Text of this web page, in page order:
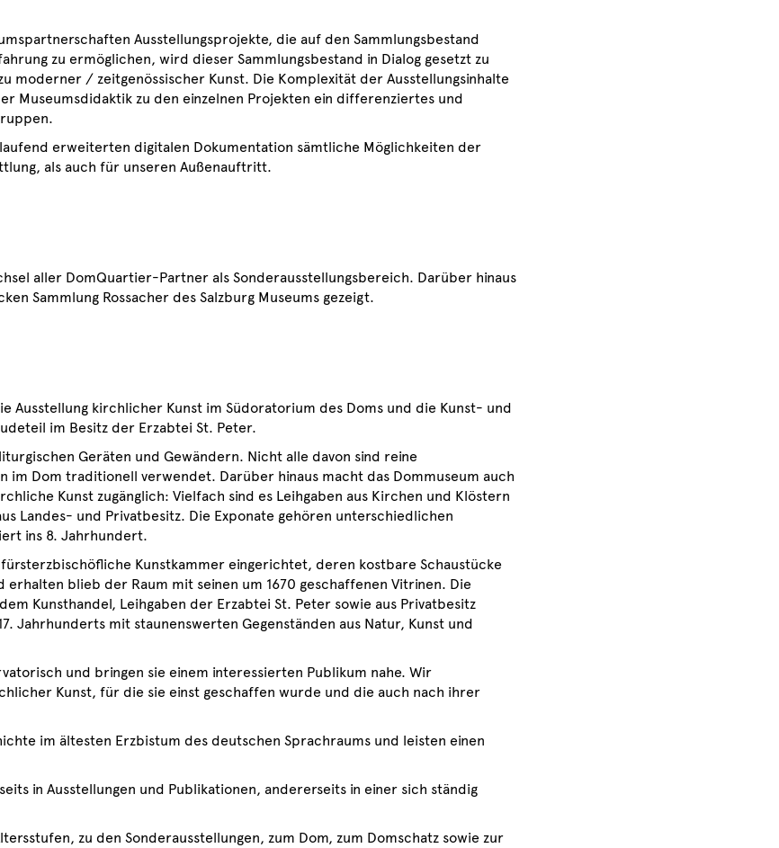
Ausstellungsprojekte, die auf den Sammlungsbestand
zu ermöglichen, wird dieser Sammlungsbestand in Dialog gesetzt zu
moderner / zeitgenössischer Kunst. Die Komplexität der Ausstellungsinhalte
Museumsdidaktik zu den einzelnen Projekten ein differenziertes und
erweiterten digitalen Dokumentation sämtliche Möglichkeiten der
als auch für unseren Außenauftritt.
aller DomQuartier-Partner als Sonderausstellungsbereich. Darüber hinaus
Sammlung Rossacher des Salzburg Museums gezeigt.
Ausstellung kirchlicher Kunst im Südoratorium des Doms und die Kunst- und
im Besitz der Erzabtei St. Peter.
Geräten und Gewändern. Nicht alle davon sind reine
im Dom traditionell verwendet. Darüber hinaus macht das Dommuseum auch
Kunst zugänglich: Vielfach sind es Leihgaben aus Kirchen und Klöstern
Landes- und Privatbesitz. Die Exponate gehören unterschiedlichen
ins 8. Jahrhundert.
Kunstkammer eingerichtet, deren kostbare Schaustücke
blieb der Raum mit seinen um 1670 geschaffenen Vitrinen. Die
Kunsthandel, Leihgaben der Erzabtei St. Peter sowie aus Privatbesitz
Jahrhunderts mit staunenswerten Gegenständen aus Natur, Kunst und
und bringen sie einem interessierten Publikum nahe. Wir
Kunst, für die sie einst geschaffen wurde und die auch nach ihrer
im ältesten Erzbistum des deutschen Sprachraums und leisten einen
in Ausstellungen und Publikationen, andererseits in einer sich ständig
zu den Sonderausstellungen, zum Dom, zum Domschatz sowie zur